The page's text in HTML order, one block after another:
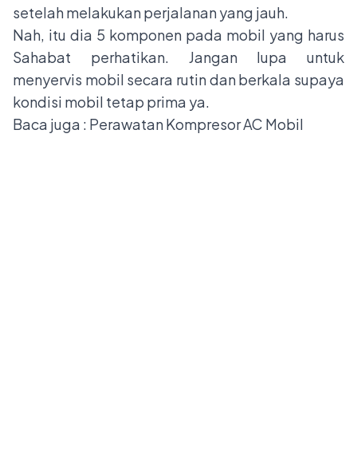
setelah melakukan perjalanan yang jauh.
Nah, itu dia 5 komponen pada mobil yang harus
Sahabat perhatikan. Jangan lupa untuk
menyervis mobil secara rutin dan berkala supaya
kondisi mobil tetap prima ya.
Baca juga : Perawatan Kompresor AC Mobil